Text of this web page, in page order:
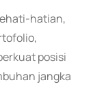
hatian,
posisi
jangka